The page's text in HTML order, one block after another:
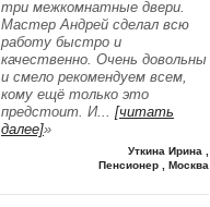
три межкомнатные двери.
Мастер Андрей сделал всю
работу быстро и
качественно. Очень довольны
и смело рекомендуем всем,
кому ещё только это
предстоит. И... [читать
далее]»
Уткина Ирина ,
Пенсионер , Москва